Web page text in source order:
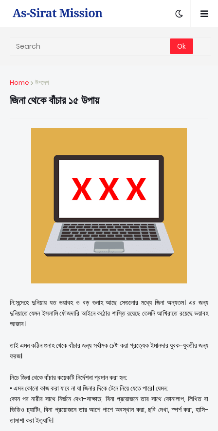
Home উপদেশ
জিনা থেকে বাঁচার ১৫ উপায়
নি:সন্দেহে দুনিয়ায় যত ভয়াবহ ও বড় গুনাহ আছে সেগুলোর মধ্যে জিনা অন্যতম। এর জন্য
দুনিয়াতে যেমন ইসলামি ফৌজদারি আইনে কঠোর শাস্তি রয়েছে তেমনি আখিরাতে রয়েছে ভয়াবহ
আজাব।
তাই এমন কঠিন গুনাহ থেকে বাঁচার জন্য সর্বাত্মক চেষ্টা করা প্রত্যেক ইমানদার যুবক-যুবতীর জন্য
ফরজ।
নিচে জিনা থেকে বাঁচার কয়েকটি নির্দেশনা প্রদান করা হল:
• এমন কোনো কাজ করা যাবে না যা জিনার দিকে টেনে নিয়ে যেতে পারে। যেমন:
কোন পর নারীর সাথে নির্জনে দেখা-সাক্ষাত, বিনা প্রয়োজনে তার সাথে ফোনালাপ, লিখিত বা
ভিডিও চ্যাটিং, বিনা প্রয়োজনে তার আশে পাশে অবস্থান করা, ছবি দেখা, স্পর্শ করা, হাসি-
তামাশা করা ইত্যাদি।